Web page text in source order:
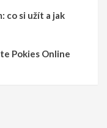
co si užít a jak
Pokies Online